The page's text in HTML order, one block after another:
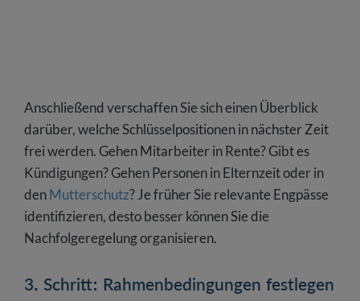
Anschließend verschaffen Sie sich einen Überblick
darüber, welche Schlüsselpositionen in nächster Zeit
frei werden. Gehen Mitarbeiter in Rente? Gibt es
Kündigungen? Gehen Personen in Elternzeit oder in
denMutterschutz? Je früher Sie relevante Engpässe
identifizieren, desto besser können Sie die
Nachfolgeregelung organisieren.
3. Schritt: Rahmenbedingungen festlegen